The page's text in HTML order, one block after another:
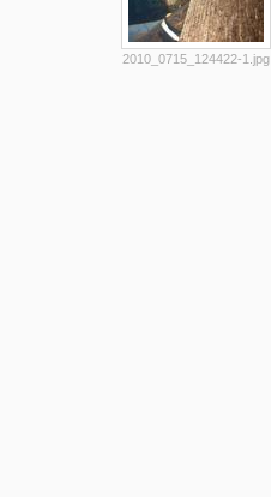
2010_0715_124422-1.jpg